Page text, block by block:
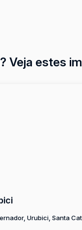
Veja estes
Urubici, Santa